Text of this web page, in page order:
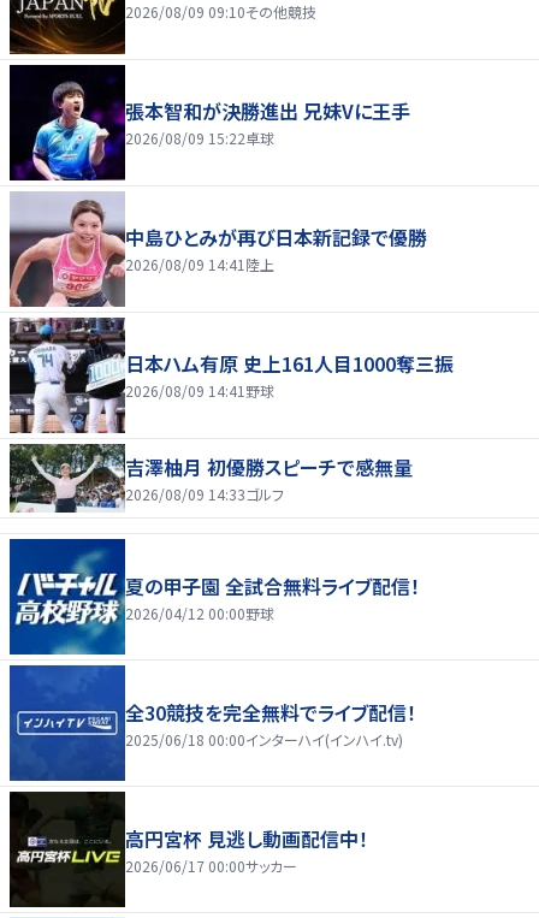
2026/08/09 09:10その他競技
張本智和が決勝進出 兄妹Vに王手
2026/08/09 15:22卓球
中島ひとみが再び日本新記録で優勝
2026/08/09 14:41 陸上
日本ハム有原 史上161人目1000奪三振
2026/08/09 14:41 野球
吉澤柚月 初優勝スピーチで感無量
2026/08/09 14:33ゴルフ
夏の甲子園 全試合無料ライブ配信！
2026/04/12 00:00野球
全30競技を完全無料でライブ配信！
2025/06/18 00:00インターハイ(インハイ.tv)
高円宮杯 見逃し動画配信中！
2026/06/17 00:00サッカー